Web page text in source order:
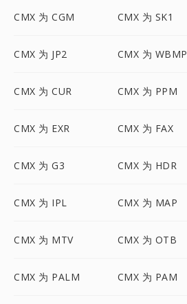
CMX 为 CGM CMX 为 SK1
CMX 为 JP2 CMX 为 WBMP
CMX 为 CUR CMX 为 PPM
CMX 为 EXR CMX 为 FAX
CMX 为 G3 CMX 为 HDR
CMX 为 IPL CMX 为 MAP
CMX 为 MTV CMX 为 OTB
CMX 为 PALM CMX 为 PAM